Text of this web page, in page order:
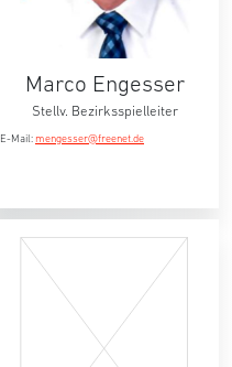
Marco Engesser
Stellv. Bezirksspielleiter
E-Mail: mengesser@freenet.de